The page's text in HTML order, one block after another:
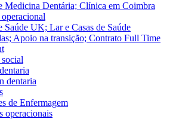
Medicina Dentária; Clínica em Coimbra
operacional
Saúde UK; Lar e Casas de Saúde
Apoio na transição; Contrato Full Time
social
dentaria
de Enfermagem
operacionais